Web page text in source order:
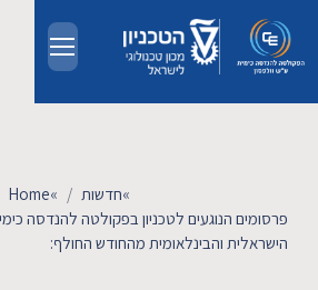
לימודים
Home» חדשות»
פרסומים הנוגעים לטכניון בפקולטה להנדסה
הישראלית והבינלאומית מהחודש החולף: